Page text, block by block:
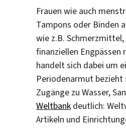
Frauen wie auch
Tampons oder Binden
wie z.B.
finanziellen
handelt sich dabei um
Periodenarmut bezieht
Zugänge zu Wasser,
Weltbank deutlich:
Artikeln und